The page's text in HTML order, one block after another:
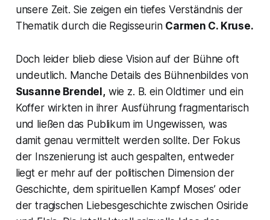
unsere Zeit. Sie zeigen ein tiefes Verständnis der
Thematik durch die Regisseurin Carmen C. Kruse.
Doch leider blieb diese Vision auf der Bühne oft
undeutlich. Manche Details des Bühnenbildes von
Susanne Brendel,wie z. B. ein Oldtimer und ein
Koffer wirkten in ihrer Ausführung fragmentarisch
und ließen das Publikum im Ungewissen, was
damit genau vermittelt werden sollte. Der Fokus
der Inszenierung ist auch gespalten, entweder
liegt er mehr auf der politischen Dimension der
Geschichte, dem spirituellen Kampf Moses’ oder
der tragischen Liebesgeschichte zwischen Osiride